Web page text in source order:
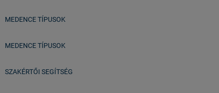
MEDENCE TÍPUSOK
MEDENCE TÍPUSOK
SZAKÉRTŐI SEGÍTSÉG